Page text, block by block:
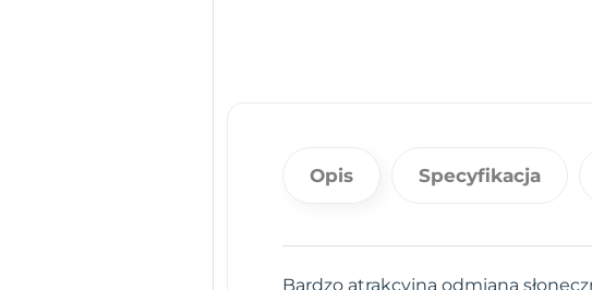
Opis Specyfikacja
Bardzo atrakcyjna odmiana